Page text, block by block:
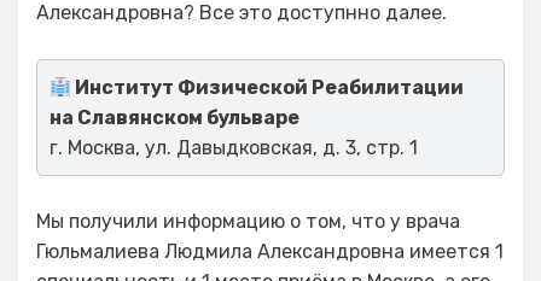
Александровна? Все это доступнно далее.
Институт Физической Реабилитации
на Славянском бульваре
г. Москва, ул. Давыдковская, д. 3, стр. 1
Мы получили информацию о том, что у врача
Гюльмалиева Людмила Александровна имеется 1